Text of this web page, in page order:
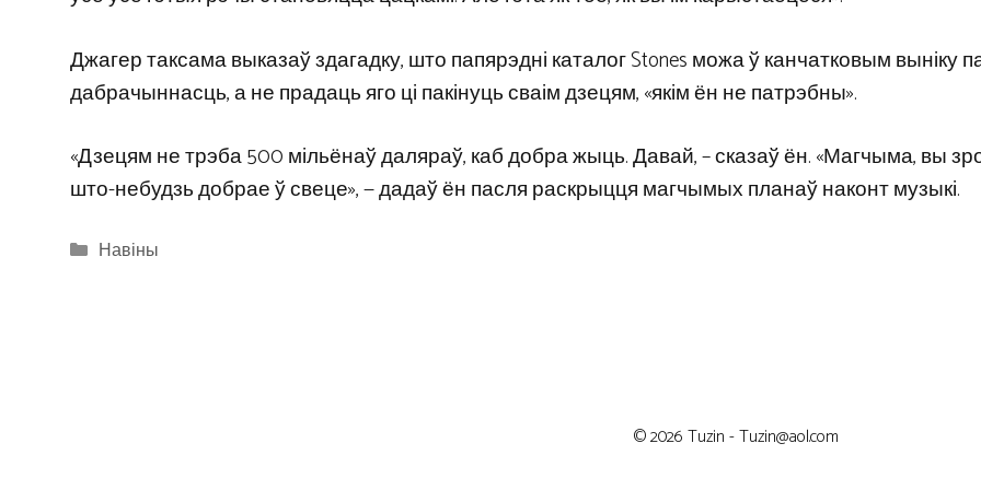
Джагер таксама выказаў здагадку, што папярэдні каталог Stones можа ў канчатковым выніку
дабрачыннасць, а не прадаць яго ці пакінуць сваім дзецям, «якім ён не патрэбны».
«Дзецям не трэба 500 мільёнаў даляраў, каб добра жыць. Давай, – сказаў ён. «Магчыма, вы
што-небудзь добрае ў свеце», — дадаў ён пасля раскрыцця магчымых планаў наконт музыкі.
Categories
Навіны
© 2026 Tuzin -Tuzin@aol.com